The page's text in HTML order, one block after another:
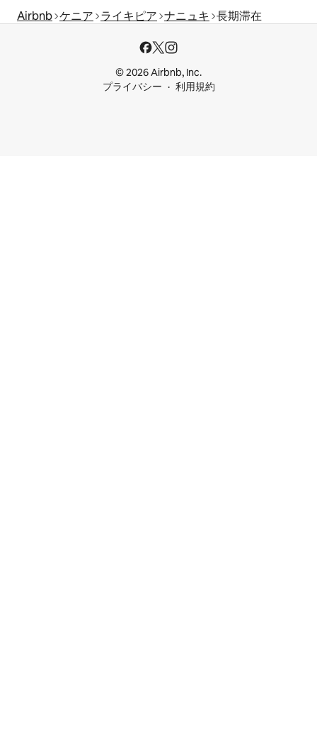
Airbnb ケニア ライキピア ナニュキ 長期滞在
© 2026 Airbnb, Inc.
プライバシー
利用規約